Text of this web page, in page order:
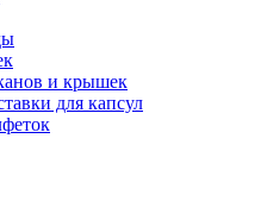
и крышек
для капсул